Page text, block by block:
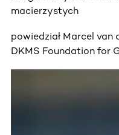
macierzystych
powiedział Marcel van
DKMS Foundation for